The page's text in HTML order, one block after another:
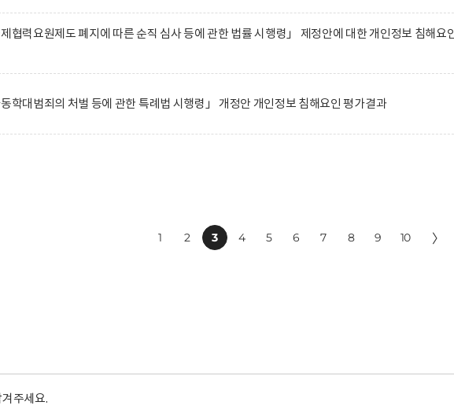
제협력요원제도 폐지에 따른 순직 심사 등에 관한 법률 시행령」 제정안에 대한 개인정보 침해요
동학대범죄의 처벌 등에 관한 특례법 시행령」 개정안 개인정보 침해요인 평가결과
1 2 3 4 5 6 7 8 9 10 〉
주세요.